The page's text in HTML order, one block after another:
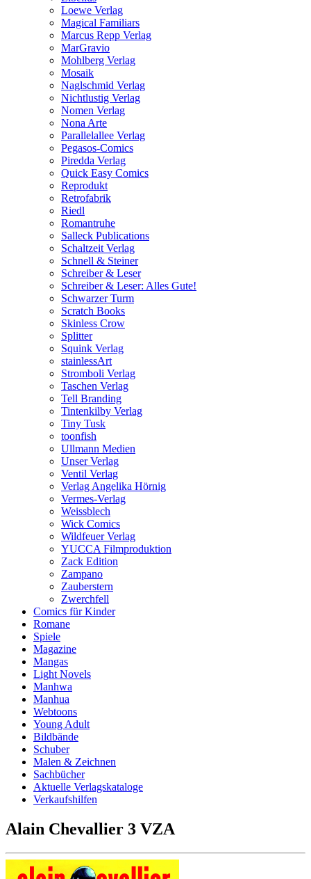
Loewe Verlag
Magical Familiars
Marcus Repp Verlag
MarGravio
Mohlberg Verlag
Mosaik
Naglschmid Verlag
Nichtlustig Verlag
Nomen Verlag
Nona Arte
Parallelallee Verlag
Pegasos-Comics
Piredda Verlag
Quick Easy Comics
Reprodukt
Retrofabrik
Riedl
Romantruhe
Salleck Publications
Schaltzeit Verlag
Schnell & Steiner
Schreiber & Leser
Schreiber & Leser: Alles Gute!
Schwarzer Turm
Scratch Books
Skinless Crow
Splitter
Squink Verlag
stainlessArt
Stromboli Verlag
Taschen Verlag
Tell Branding
Tintenkilby Verlag
Tiny Tusk
toonfish
Ullmann Medien
Unser Verlag
Ventil Verlag
Verlag Angelika Hörnig
Vermes-Verlag
Weissblech
Wick Comics
Wildfeuer Verlag
YUCCA Filmproduktion
Zack Edition
Zampano
Zauberstern
Zwerchfell
Comics für Kinder
Romane
Spiele
Magazine
Mangas
Light Novels
Manhwa
Manhua
Webtoons
Young Adult
Bildbände
Schuber
Malen & Zeichnen
Sachbücher
Aktuelle Verlagskataloge
Verkaufshilfen
Alain Chevallier 3 VZA